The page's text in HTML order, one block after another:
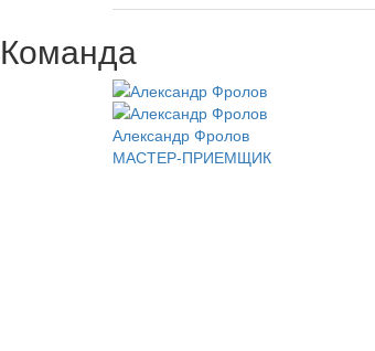
Команда
Александр Фролов
МАСТЕР-ПРИЕМЩИК